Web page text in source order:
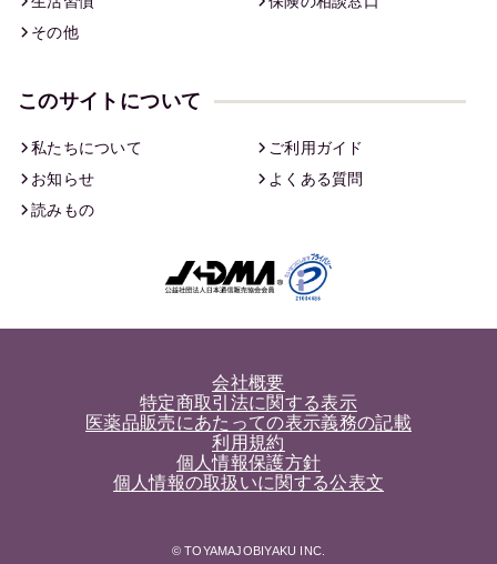
その他
このサイトについて
私たちについて
ご利用ガイド
お知らせ
よくある質問
読みもの
会社概要
特定商取引法に関する表示
医薬品販売にあたっての表示義務の記載
利用規約
個人情報保護方針
個人情報の取扱いに関する公表文
© TOYAMAJOBIYAKU INC.